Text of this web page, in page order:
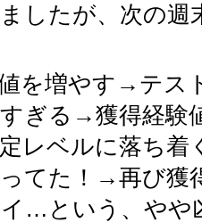
したが、次の週
を増やす→テス
ぎる→獲得経験
レベルに落ち
てた！→再び獲
…という、やや